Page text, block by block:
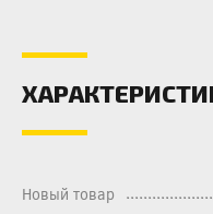
Новый товар